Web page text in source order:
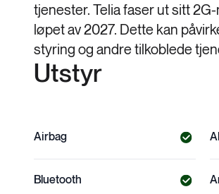
tjenester. Telia faser ut sitt
løpet av 2027. Dette kan
styring og andre tilkoblede
Utstyr
Airbag
Bluetooth